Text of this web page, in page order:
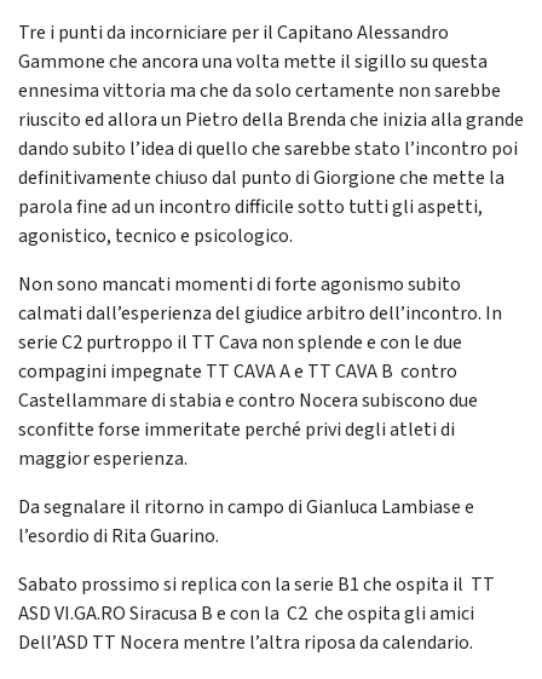
Tre i punti da incorniciare per il Capitano Alessandro
Gammone che ancora una volta mette il sigillo su questa
ennesima vittoria ma che da solo certamente non sarebbe
riuscito ed allora un Pietro della Brenda che inizia alla grande
dando subito l’idea di quello che sarebbe stato l’incontro poi
definitivamente chiuso dal punto di Giorgione che mette la
parola fine ad un incontro difficile sotto tutti gli aspetti,
agonistico, tecnico e psicologico.
Non sono mancati momenti di forte agonismo subito
calmati dall’esperienza del giudice arbitro dell’incontro. In
serie C2 purtroppo il TT Cava non splende e con le due
compagini impegnate TT CAVA A e TT CAVA B contro
Castellammare di stabia e contro Nocera subiscono due
sconfitte forse immeritate perché privi degli atleti di
maggior esperienza.
Da segnalare il ritorno in campo di Gianluca Lambiase e
l’esordio di Rita Guarino.
Sabato prossimo si replica con la serie B1 che ospita il TT
ASD VI.GA.RO Siracusa B e con la C2 che ospita gli amici
Dell’ASD TT Nocera mentre l’altra riposa da calendario.